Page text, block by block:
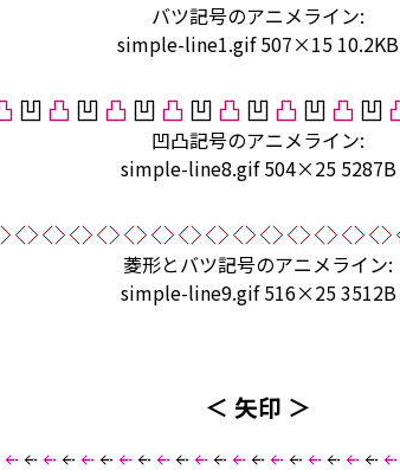
バツ記号のアニメライン:
simple-line1.gif 507×15 10.2KB
凹凸記号のアニメライン:
simple-line8.gif 504×25 5287B
菱形とバツ記号のアニメライン:
simple-line9.gif 516×25 3512B
＜ 矢印 ＞